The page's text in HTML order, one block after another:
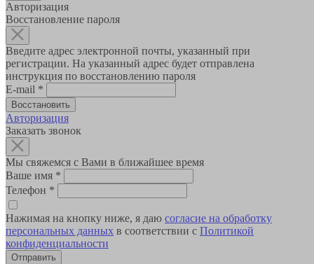
Авторизация
Восстановление пароля
Введите адрес электронной почты, указанный при
регистрации. На указанный адрес будет отправлена
инструкция по восстановлению пароля
E-mail *
Авторизация
Заказать звонок
Мы свяжемся с Вами в ближайшее время
Ваше имя *
Телефон *
Нажимая на кнопку ниже, я даю согласие на обработку
персональных данных в соответствии с Политикой
конфиденциальности